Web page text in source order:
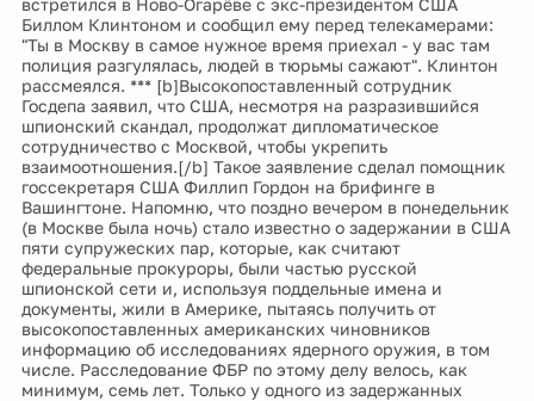
Биллом Клинтоном и сообщил ему перед телекамерами:
"Ты в Москву в самое нужное время приехал - у вас там
полиция разгулялась, людей в тюрьмы сажают". Клинтон
рассмеялся. *** [b]Высокопоставленный сотрудник
Госдепа заявил, что США, несмотря на разразившийся
шпионский скандал, продолжат дипломатическое
сотрудничество с Москвой, чтобы укрепить
взаимоотношения.[/b] Такое заявление сделал помощник
госсекретаря США Филлип Гордон на брифинге в
Вашингтоне. Напомню, что поздно вечером в понедельник
(в Москве была ночь) стало известно о задержании в США
пяти супружеских пар, которые, как считают
федеральные прокуроры, были частью русской
шпионской сети и, используя поддельные имена и
документы, жили в Америке, пытаясь получить от
высокопоставленных американских чиновников
информацию об исследованиях ядерного оружия, в том
числе. Расследование ФБР по этому делу велось, как
минимум, семь лет. Только у одного из задержанных